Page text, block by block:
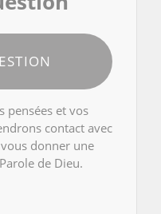
pensées et vos
contact avec
donner une
de Dieu.